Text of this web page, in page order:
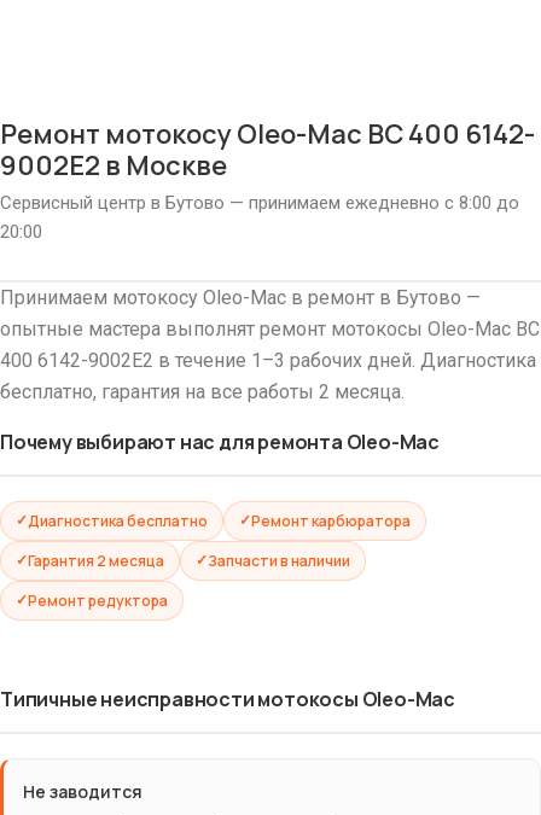
Ремонт мотокосу Oleo-Mac BC 400 6142-
9002E2 в Москве
Сервисный центр в Бутово — принимаем ежедневно с 8:00 до
20:00
Принимаем мотокосу Oleo-Mac в ремонт в Бутово —
опытные мастера выполнят ремонт мотокосы Oleo-Mac BC
400 6142-9002E2 в течение 1–3 рабочих дней. Диагностика
бесплатно, гарантия на все работы 2 месяца.
Почему выбирают нас для ремонта Oleo-Mac
Диагностика бесплатно
Ремонт карбюратора
Гарантия 2 месяца
Запчасти в наличии
Ремонт редуктора
Типичные неисправности мотокосы Oleo-Mac
Не заводится